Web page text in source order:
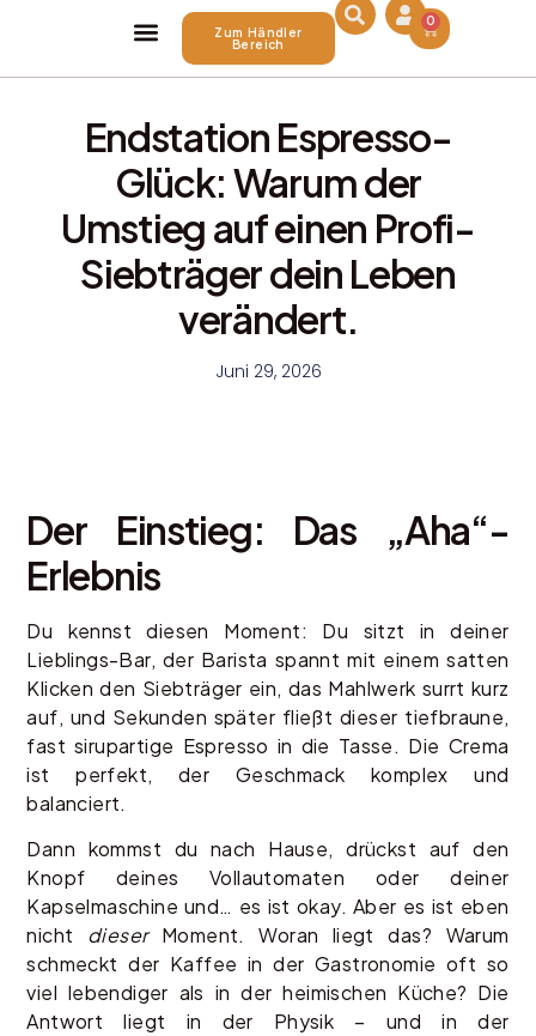
Zum Händler
Bereich
0
Endstation Espresso-
Glück: Warum der
Umstieg auf einen Profi-
Siebträger dein Leben
verändert.
Juni 29, 2026
Der Einstieg: Das „Aha“-
Erlebnis
Du kennst diesen Moment: Du sitzt in deiner
Lieblings-Bar, der Barista spannt mit einem satten
Klicken den Siebträger ein, das Mahlwerk surrt kurz
auf, und Sekunden später fließt dieser tiefbraune,
fast sirupartige Espresso in die Tasse. Die Crema
ist perfekt, der Geschmack komplex und
balanciert.
Dann kommst du nach Hause, drückst auf den
Knopf deines Vollautomaten oder deiner
Kapselmaschine und… es ist okay. Aber es ist eben
nicht dieserMoment. Woran liegt das? Warum
schmeckt der Kaffee in der Gastronomie oft so
viel lebendiger als in der heimischen Küche? Die
Antwort liegt in der Physik – und in der